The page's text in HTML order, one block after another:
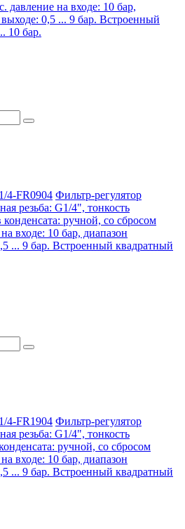
давление на входе: 10 бар,
0,5 ... 9 бар. Встроенный
10 бар.
4-FR0904 Фильтр-регулятор
резьба: G1/4", тонкость
ручной, со сбросом
входе: 10 бар, диапазон
... 9 бар. Встроенный квадратный
4-FR1904 Фильтр-регулятор
резьба: G1/4", тонкость
ручной, со сбросом
входе: 10 бар, диапазон
... 9 бар. Встроенный квадратный